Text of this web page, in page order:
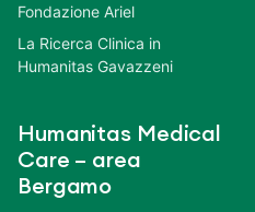
Fondazione Ariel
La Ricerca Clinica in
Humanitas Gavazzeni
Humanitas Medical
Care – area
Bergamo